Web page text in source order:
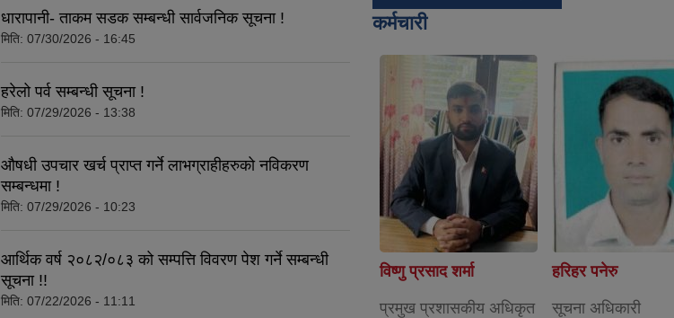
धारापानी- ताकम सडक सम्बन्धी सार्वजनिक सूचना !
मिति: 07/30/2026 - 16:45
हरेलो पर्व सम्बन्धी सूचना !
मिति: 07/29/2026 - 13:38
औषधी उपचार खर्च प्राप्त गर्ने लाभग्राहीहरुको नविकरण
सम्बन्धमा !
मिति: 07/29/2026 - 10:23
आर्थिक वर्ष २०८२/०८३ को सम्पत्ति विवरण पेश गर्ने सम्बन्धी
सूचना !!
मिति: 07/22/2026 - 11:11
कर्मचारी
विष्णु प्रसाद शर्मा
प्रमुख प्रशासकीय अधिकृत
हरिहर पनेरु
सूचना अधिकारी